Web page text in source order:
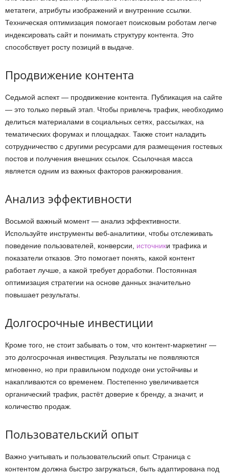
метатеги, атрибуты изображений и внутренние ссылки.
Техническая оптимизация помогает поисковым роботам легче
индексировать сайт и понимать структуру контента. Это
способствует росту позиций в выдаче.
Продвижение контента
Седьмой аспект — продвижение контента. Публикация на сайте
— это только первый этап. Чтобы привлечь трафик, необходимо
делиться материалами в социальных сетях, рассылках, на
тематических форумах и площадках. Также стоит наладить
сотрудничество с другими ресурсами для размещения гостевых
постов и получения внешних ссылок. Ссылочная масса
является одним из важных факторов ранжирования.
Анализ эффективности
Восьмой важный момент — анализ эффективности.
Используйте инструменты веб-аналитики, чтобы отслеживать
поведение пользователей, конверсии, источники трафика и
показатели отказов. Это помогает понять, какой контент
работает лучше, а какой требует доработки. Постоянная
оптимизация стратегии на основе данных значительно
повышает результаты.
Долгосрочные инвестиции
Кроме того, не стоит забывать о том, что контент-маркетинг —
это долгосрочная инвестиция. Результаты не появляются
мгновенно, но при правильном подходе они устойчивы и
накапливаются со временем. Постепенно увеличивается
органический трафик, растёт доверие к бренду, а значит, и
количество продаж.
Пользовательский опыт
Важно учитывать и пользовательский опыт. Страница с
контентом должна быстро загружаться, быть адаптирована под